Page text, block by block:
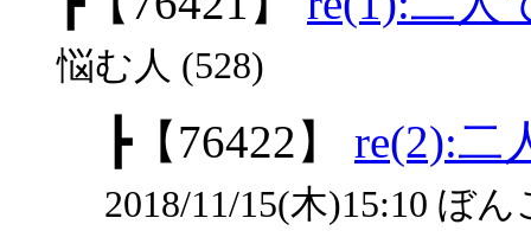
悩む人 (528)
┣【76422】 re(2):二
2018/11/15(木)15:10 ぼん